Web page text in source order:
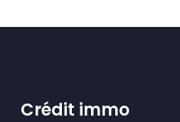
Crédit immo